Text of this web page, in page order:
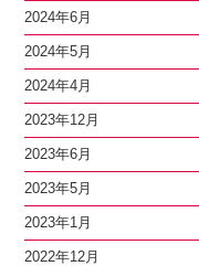
2024年6月
2024年5月
2024年4月
2023年12月
2023年6月
2023年5月
2023年1月
2022年12月